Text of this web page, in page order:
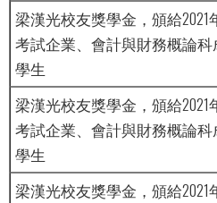
梁漢光校友獎學金，頒給
考試企業、會計與財務概論
學生
梁漢光校友獎學金，頒給
考試企業、會計與財務概論
學生
梁漢光校友獎學金，頒給